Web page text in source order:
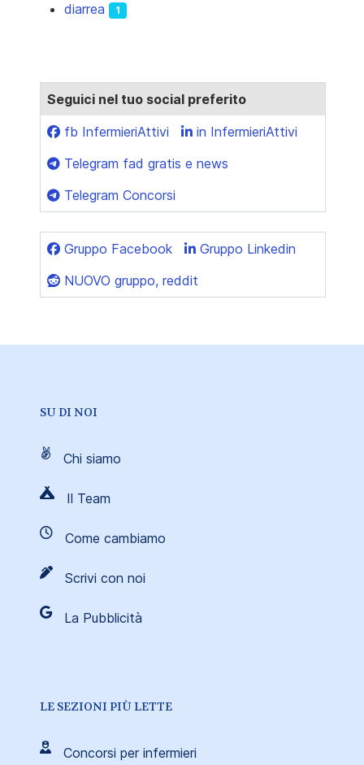
diarrea 1
Seguici nel tuo social preferito
fb InfermieriAttivi
in InfermieriAttivi
Telegram fad gratis e news
Telegram Concorsi
Gruppo Facebook
Gruppo Linkedin
NUOVO gruppo, reddit
SU DI NOI
Chi siamo
Il Team
Come cambiamo
Scrivi con noi
La Pubblicità
LE SEZIONI PIÙ LETTE
Concorsi per infermieri